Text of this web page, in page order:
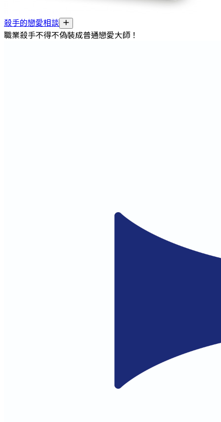
殺手的戀愛相談
職業殺手不得不偽裝成普通戀愛大師！